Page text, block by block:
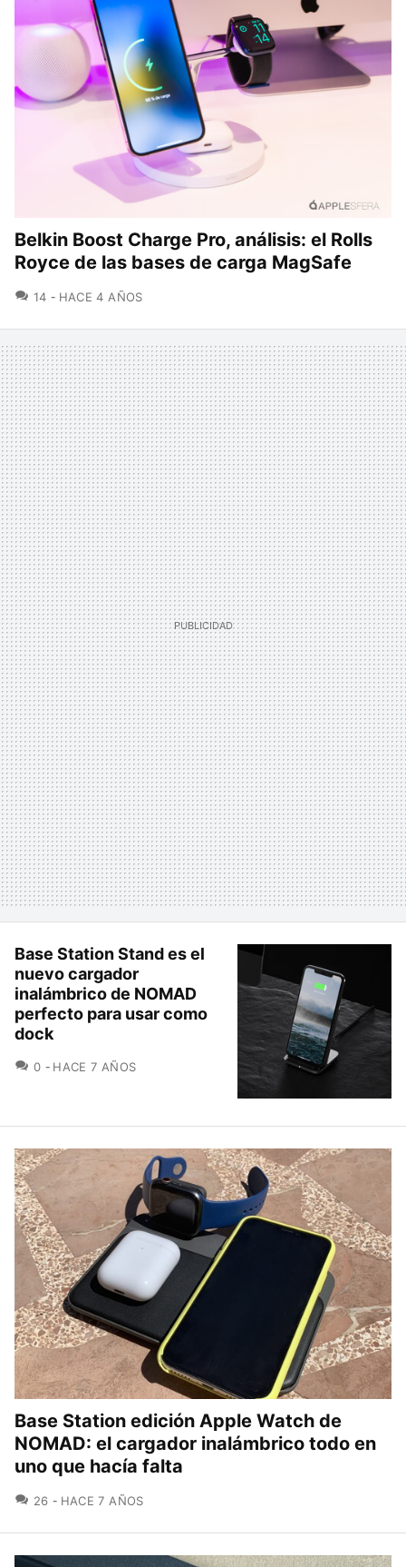
Belkin Boost Charge Pro, análisis: el Rolls
Royce de las bases de carga MagSafe
14 COMENTARIOS
HACE 4 AÑOS
Base Station Stand es el
nuevo cargador
inalámbrico de NOMAD
perfecto para usar como
dock
0 COMENTARIOS
HACE 7 AÑOS
Base Station edición Apple Watch de
NOMAD: el cargador inalámbrico todo en
uno que hacía falta
26 COMENTARIOS
HACE 7 AÑOS